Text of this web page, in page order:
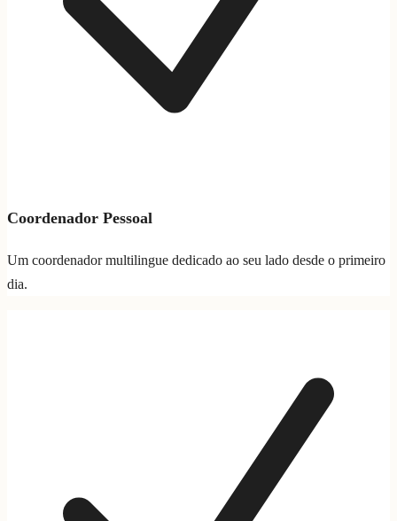
Coordenador Pessoal
Um coordenador multilingue dedicado ao seu lado desde o primeiro
dia.